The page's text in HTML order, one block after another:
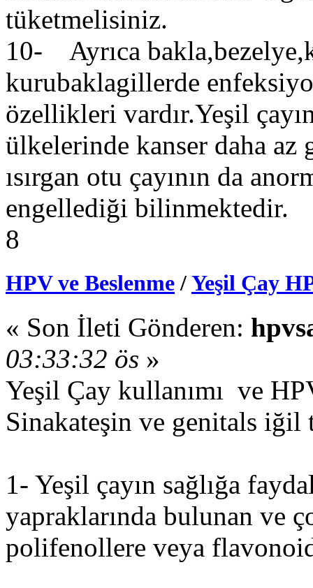
tüketmelisiniz.
10- Ayrıca
kurubaklagillerde
özellikleri vardır.Yeşil
ülkelerinde kanser daha az
ısırgan otu çayının da
engellediği bilinmektedir.
8
HPV ve Beslenme /Yeşil Çay
« Son İleti Gönderen:
03:33:32 ös »
Yeşil Çay kullanımı ve
Sinakateşin ve genitals iğil
1- Yeşil çayın sağlığa
yapraklarında bulunan ve
polifenollere veya